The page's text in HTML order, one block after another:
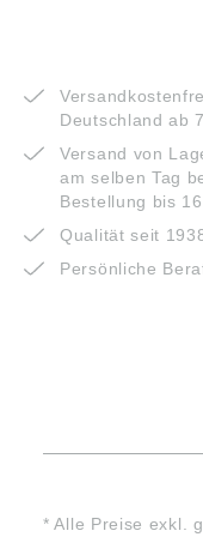
Deutschland ab
Versand von
am selben Tag
Bestellung bis
Qualität seit
Persönliche
* Alle Preise exkl.